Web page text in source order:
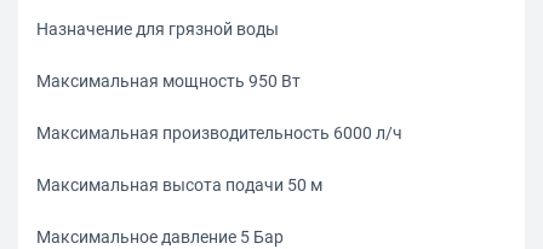
Назначение для грязной воды
Максимальная мощность 950 Вт
Максимальная производительность 6000 л/ч
Максимальная высота подачи 50 м
Максимальное давление 5 Бар